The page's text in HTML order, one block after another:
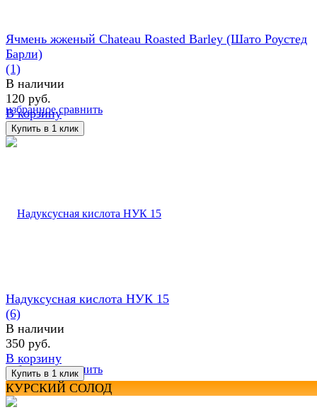
избранное сравнить
Ячмень жженый Chateau Roasted Barley (Шато Роустед
Барли)
(1)
В наличии
120 руб.
В корзину
избранное сравнить
Надуксусная кислота НУК 15
(6)
В наличии
350 руб.
В корзину
КУРСКИЙ СОЛОД